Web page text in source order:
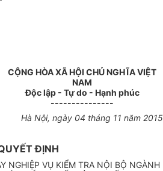
CỘNG HÒA XÃ HỘI CHỦ NGHĨA VIỆT
NAM
Độc lập - Tự do - Hạnh phúc
---------------
Hà Nội, ngày 04 tháng 11 năm 2015
ĐỊNH
NGHIỆP VỤ KIỂM TRA NỘI BỘ NGÀNH